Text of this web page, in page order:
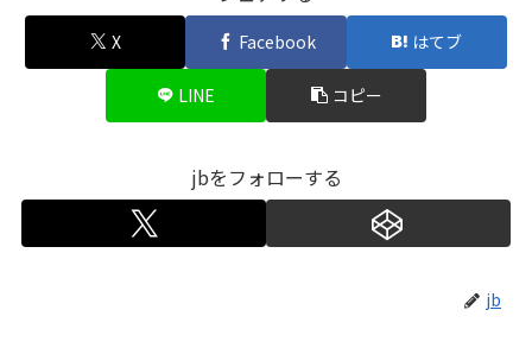
X Facebook はてブ
LINE コピー
jbをフォローする
jb